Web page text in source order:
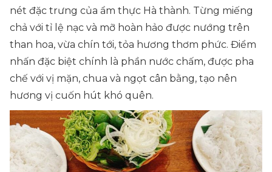
nét đặc trưng của ẩm thực Hà thành. Từng miếng
chả với tỉ lệ nạc và mỡ hoàn hảo được nướng trên
than hoa, vừa chín tới, tỏa hương thơm phức. Điểm
nhấn đặc biệt chính là phần nước chấm, được pha
chế với vị mặn, chua và ngọt cân bằng, tạo nên
hương vị cuốn hút khó quên.